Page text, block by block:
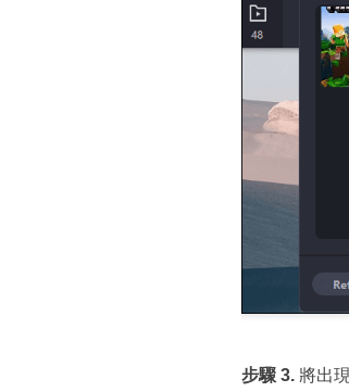
步驟 3. 將出